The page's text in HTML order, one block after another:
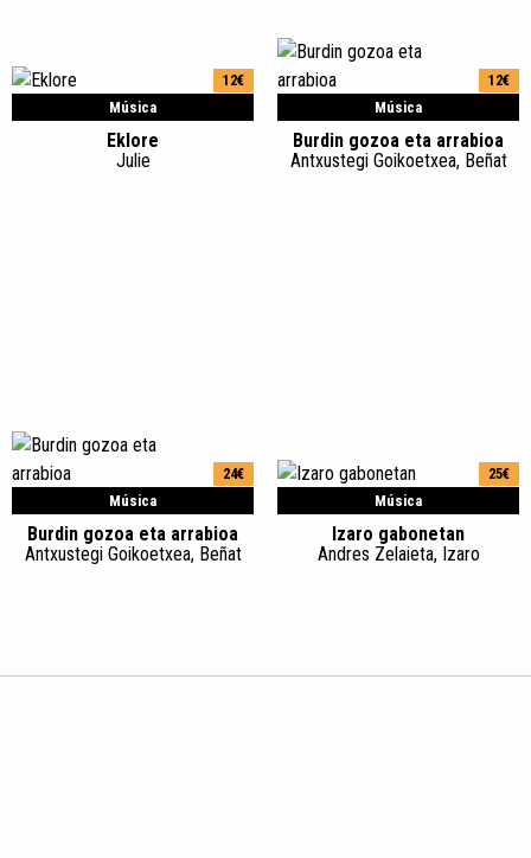
Música
12€
Eklore
Julie
Música
12€
Burdin gozoa eta arrabioa
Antxustegi Goikoetxea, Beñat
Música
24€
Burdin gozoa eta arrabioa
Antxustegi Goikoetxea, Beñat
Música
25€
Izaro gabonetan
Andres Zelaieta, Izaro